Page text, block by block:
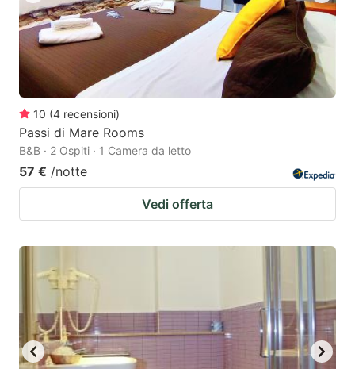
10 (4 recensioni)
Passi di Mare Rooms
B&B · 2 Ospiti · 1 Camera da letto
57 € /notte
Vedi offerta